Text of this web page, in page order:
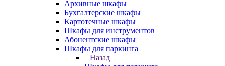
Архивные шкафы
Бухгалтерские шкафы
Картотечные шкафы
Шкафы для инструментов
Абонентские шкафы
Шкафы для паркинга
Назад